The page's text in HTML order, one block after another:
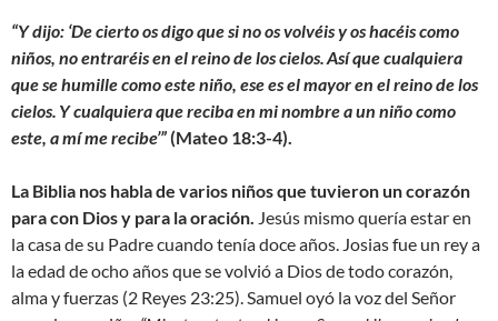
“Y dijo: ‘De cierto os digo que si no os volvéis y os hacéis como
niños, no entraréis en el reino de los cielos.Así que cualquiera
que se humille como este niño, ese es el mayor en el reino de los
cielos. Y cualquiera que reciba en mi nombre a un niño como
este, a mí me recibe’”(Mateo 18:3-4).
La Biblia nos habla de varios niños que tuvieron un corazón
para con Dios y para la oración. Jesús mismo quería estar en
la casa de su Padre cuando tenía doce años. Josias fue un rey a
la edad de ocho años que se volvió a Dios de todo corazón,
alma y fuerzas (2 Reyes 23:25). Samuel oyó la voz del Señor